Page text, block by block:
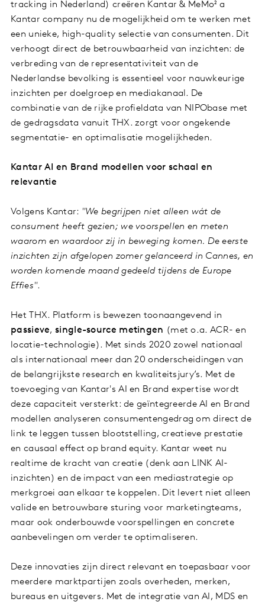
tracking in Nederland) creëren Kantar & MeMo² a
Kantar company nu de mogelijkheid om te werken met
een unieke, high-quality selectie van consumenten. Dit
verhoogt direct de betrouwbaarheid van inzichten: de
verbreding van de representativiteit van de
Nederlandse bevolking is essentieel voor nauwkeurige
inzichten per doelgroep en mediakanaal. De
combinatie van de rijke profieldata van NIPObase met
de gedragsdata vanuit THX. zorgt voor ongekende
segmentatie- en optimalisatie mogelijkheden.
Kantar AI en Brand modellen voor schaal en
relevantie
Volgens Kantar: "We begrijpen niet alleen wát de
consument heeft gezien; we voorspellen en meten
waarom en waardoor zij in beweging komen. De eerste
inzichten zijn afgelopen zomer gelanceerd in Cannes, en
worden komende maand gedeeld tijdens de Europe
Effies".
Het THX. Platform is bewezen toonaangevend in
passieve,single-source metingen (met o.a. ACR- en
locatie-technologie). Met sinds 2020 zowel nationaal
als internationaal meer dan 20 onderscheidingen van
de belangrijkste research en kwaliteitsjury’s. Met de
toevoeging van Kantar's AI en Brand expertise wordt
deze capaciteit versterkt: de geïntegreerde AI en Brand
modellen analyseren consumentengedrag om direct de
link te leggen tussen blootstelling, creatieve prestatie
en causaal effect op brand equity. Kantar weet nu
realtime de kracht van creatie (denk aan LINK AI-
inzichten) en de impact van een mediastrategie op
merkgroei aan elkaar te koppelen. Dit levert niet alleen
valide en betrouwbare sturing voor marketingteams,
maar ook onderbouwde voorspellingen en concrete
aanbevelingen om verder te optimaliseren.
Deze innovaties zijn direct relevant en toepasbaar voor
meerdere marktpartijen zoals overheden, merken,
bureaus en uitgevers. Met de integratie van AI, MDS en